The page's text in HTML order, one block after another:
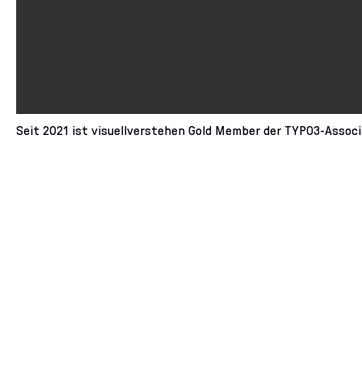
Seit 2021 ist visuellverstehen Gold Member der TYPO3-